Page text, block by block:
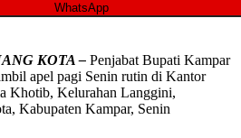
WhatsApp
KOTA – Penjabat Bupati Kampar
apel pagi Senin rutin di Kantor
Khotib, Kelurahan Langgini,
Kabupaten Kampar, Senin